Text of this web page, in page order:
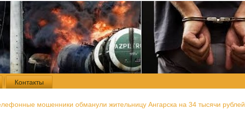
Контакты
мошенники обманули жительницу Ангарска на 34 тысячи рублей